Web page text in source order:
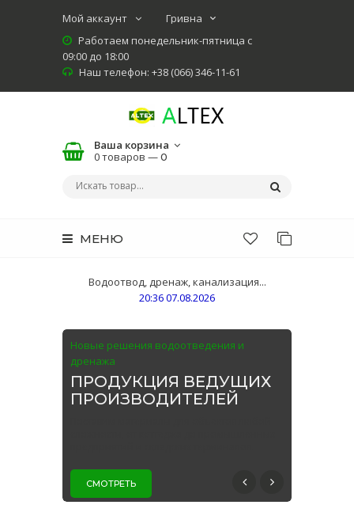
Мой аккаунт
Работаем понедельник-пятница с
09:00 до 18:00
Наш телефон: +38 (066) 346-11-61
Ваша корзина
0 товаров —0
МЕНЮ
Водоотвод, дренаж, канализация...
20:36 07.08.2026
Новые решения водоотведения и
дренажа
ПРОДУКЦИЯ ВЕДУЩИХ
ПРОИЗВОДИТЕЛЕЙ
СМОТРЕТЬ